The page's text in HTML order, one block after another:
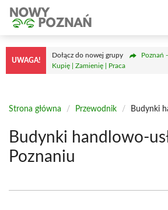
Przejdź
treści
UWAGA!
Dołącz do nowej grupy
Poznań
Kupię | Zamienię | Praca
Strona główna / Przewodnik / Budynki
Budynki handlowo-
Poznaniu